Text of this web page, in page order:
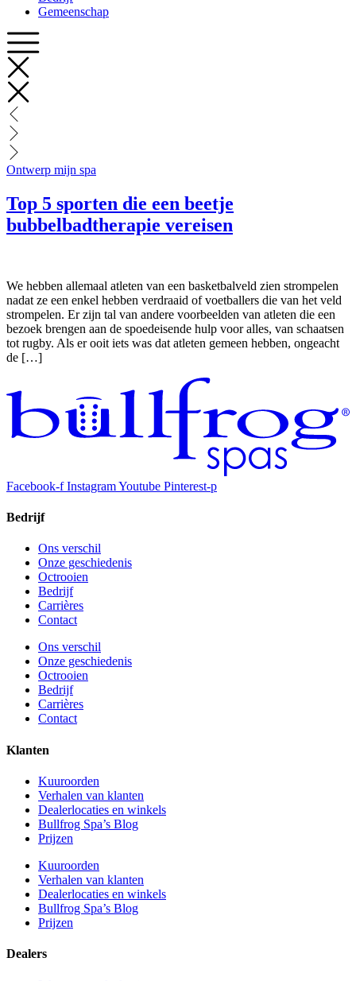
Gemeenschap
Ontwerp mijn spa
Top 5 sporten die een beetje
bubbelbadtherapie vereisen
We hebben allemaal atleten van een basketbalveld zien strompelen
nadat ze een enkel hebben verdraaid of voetballers die van het veld
strompelen. Er zijn tal van andere voorbeelden van atleten die een
bezoek brengen aan de spoedeisende hulp voor alles, van schaatsen
tot rugby. Als er ooit iets was dat atleten gemeen hebben, ongeacht
de […]
Facebook-f InstagramYoutube Pinterest-p
Bedrijf
Ons verschil
Onze geschiedenis
Octrooien
Bedrijf
Carrières
Contact
Ons verschil
Onze geschiedenis
Octrooien
Bedrijf
Carrières
Contact
Klanten
Kuuroorden
Verhalen van klanten
Dealerlocaties en winkels
Bullfrog Spa’s Blog
Prijzen
Kuuroorden
Verhalen van klanten
Dealerlocaties en winkels
Bullfrog Spa’s Blog
Prijzen
Dealers